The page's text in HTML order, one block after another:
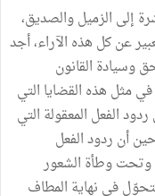
إلى الزميل والصديق،
عن كل هذه الآراء، أجد
وسيادة القانون
مثل هذه القضايا التي
الفعل المعقولة التي
أن ردود الفعل
وتحت وطأة الشعور
في نهاية المطاف